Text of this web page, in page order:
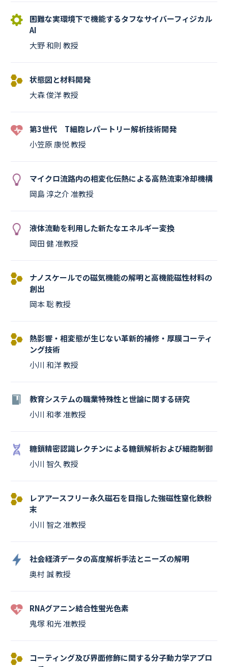
困難な実環境下で機能するタフなサイバーフィジカル
AI
大野 和則 教授
状態図と材料開発
大森 俊洋 教授
第3世代 T細胞レパートリー解析技術開発
小笠原 康悦 教授
マイクロ流路内の相変化伝熱による高熱流束冷却機構
岡島 淳之介 准教授
液体流動を利用した新たなエネルギー変換
岡田 健 准教授
ナノスケールでの磁気機能の解明と高機能磁性材料の
創出
岡本 聡 教授
熱影響・相変態が生じない革新的補修・厚膜コーティ
ング技術
小川 和洋 教授
教育システムの職業特殊性と世論に関する研究
小川 和孝 准教授
糖鎖精密認識レクチンによる糖鎖解析および細胞制御
小川 智久 教授
レアアースフリー永久磁石を目指した強磁性窒化鉄粉
末
小川 智之 准教授
社会経済データの高度解析手法とニーズの解明
奥村 誠 教授
RNAグアニン結合性蛍光色素
鬼塚 和光 准教授
コーティング及び界面修飾に関する分子動力学アプロ